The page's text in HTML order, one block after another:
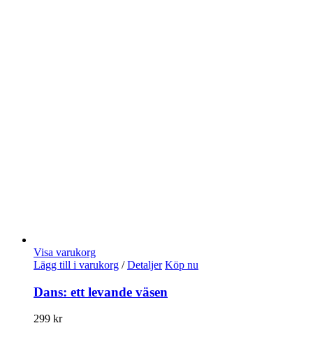
Visa varukorg
Lägg till i varukorg / Detaljer Köp nu
Dans: ett levande väsen
299 kr